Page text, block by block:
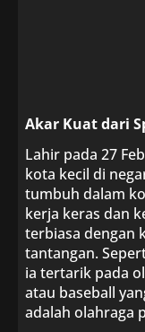
Akar Kuat dari
Lahir pada 27
kota kecil di
tumbuh dalam
kerja keras dan
terbiasa dengan
tantangan.
ia tertarik pada
atau baseball
adalah olahraga